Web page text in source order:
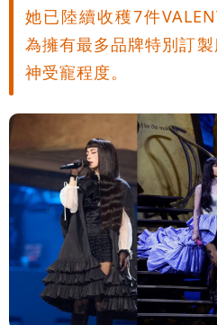
她已陸續收穫7件
為擁有最多品牌特別訂
神受寵程度。